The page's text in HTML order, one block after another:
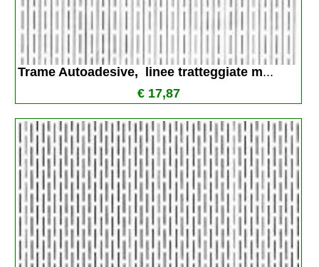
Trame Autoadesive,  linee tratteggiate m...
€ 17,87